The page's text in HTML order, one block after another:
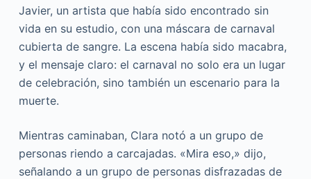
Javier, un artista que había sido encontrado sin
vida en su estudio, con una máscara de carnaval
cubierta de sangre. La escena había sido macabra,
y el mensaje claro: el carnaval no solo era un lugar
de celebración, sino también un escenario para la
muerte.
Mientras caminaban, Clara notó a un grupo de
personas riendo a carcajadas. «Mira eso,» dijo,
señalando a un grupo de personas disfrazadas de